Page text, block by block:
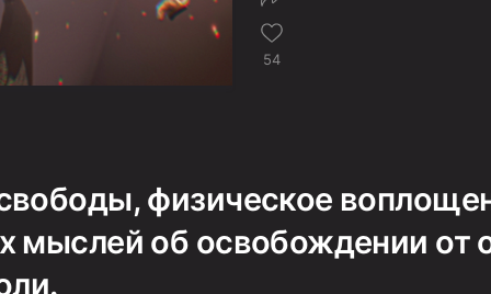
54
физическое
мыслей об освобождении от